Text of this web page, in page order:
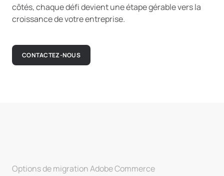
côtés, chaque défi devient une étape gérable vers la
croissance de votre entreprise.
CONTACTEZ-NOUS
Options de migration Adobe Commerce